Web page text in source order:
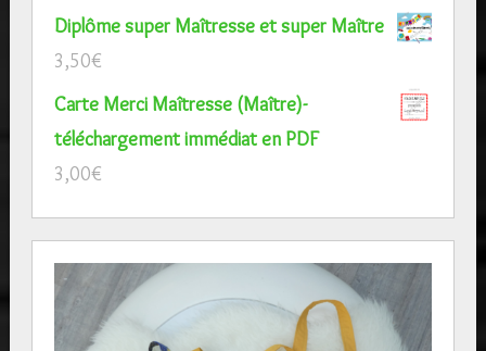
Diplôme super Maîtresse et super Maître
3,50€
Carte Merci Maîtresse (Maître)-
téléchargement immédiat en PDF
3,00€